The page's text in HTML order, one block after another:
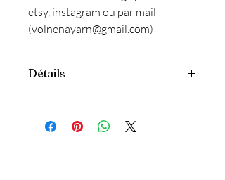
etsy, instagram ou par mail
(volnenayarn@gmail.com)
Détails
Imparfaits" car ils ne correspondent pas
au coloris original "Café Crème" mais ne